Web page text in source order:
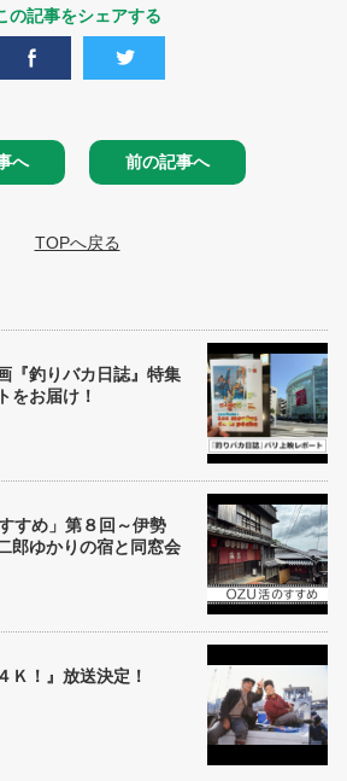
の記事をシェアする
へ 前の記事へ
TOPへ戻る
『釣りバカ日誌』特集
をお届け！
すめ」第８回～伊勢
ゆかりの宿と同窓会
Ｋ！』放送決定！